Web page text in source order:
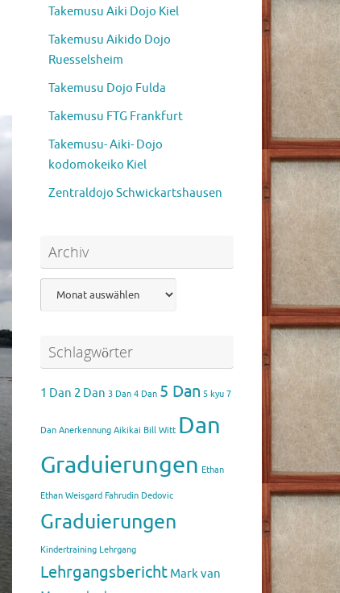
Takemusu Aiki Dojo Kiel
Takemusu Aikido Dojo
Ruesselsheim
Takemusu Dojo Fulda
Takemusu FTG Frankfurt
Takemusu- Aiki- Dojo
kodomokeiko Kiel
Zentraldojo Schwickartshausen
Archiv
Archiv
Schlagwörter
1 Dan 2 Dan 3 Dan 4 Dan 5 Dan 5 kyu 7
Dan Anerkennung Aikikai Bill Witt Dan
Graduierungen Ethan
Ethan Weisgard Fahrudin Dedovic
Graduierungen
Kindertraining Lehrgang
Lehrgangsbericht Mark van